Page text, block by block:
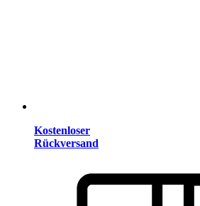
Kostenloser
Rückversand